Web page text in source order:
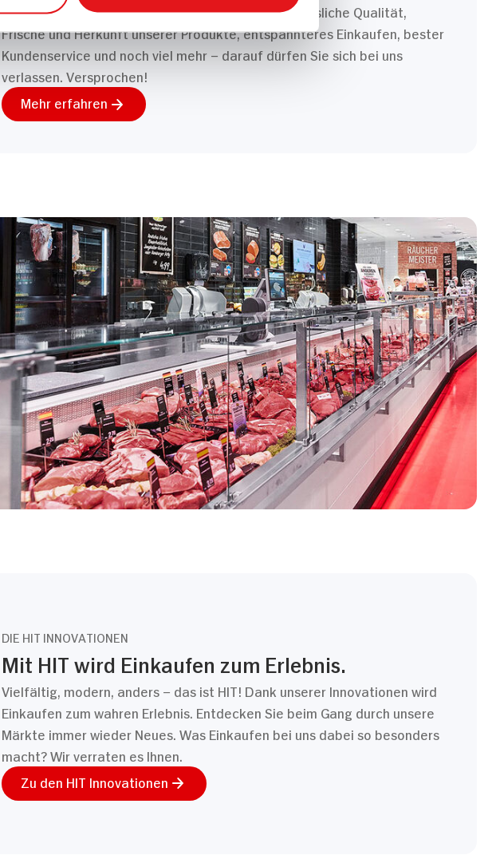
wird. Dafür legen wir uns jeden Tag ins Zeug. Verlässliche Qualität,
Frische und Herkunft unserer Produkte, entspannteres Einkaufen, bester
Kundenservice und noch viel mehr – darauf dürfen Sie sich bei uns
verlassen. Versprochen!
Mehr erfahren
DIE HIT INNOVATIONEN
Mit HIT wird Einkaufen zum Erlebnis.
Vielfältig, modern, anders – das ist HIT! Dank unserer Innovationen wird
Einkaufen zum wahren Erlebnis. Entdecken Sie beim Gang durch unsere
Märkte immer wieder Neues. Was Einkaufen bei uns dabei so besonders
macht? Wir verraten es Ihnen.
Zu den HIT Innovationen